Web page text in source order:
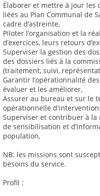
Élaborer et mettre à jour les
liées au Plan Communal de
cadre d’astreinte,
Piloter l’organisation et la
d’exercices, leurs retours
Superviser la gestion des
des dossiers liés à la
(traitement, suivi,
Garantir l’opérationnalité
évaluer et les améliorer,
Assurer au bureau et sur le
opérationnelle
Superviser et contribuer à la
de sensibilisation et
population,
NB: les missions sont
besoins du service.
Profil :